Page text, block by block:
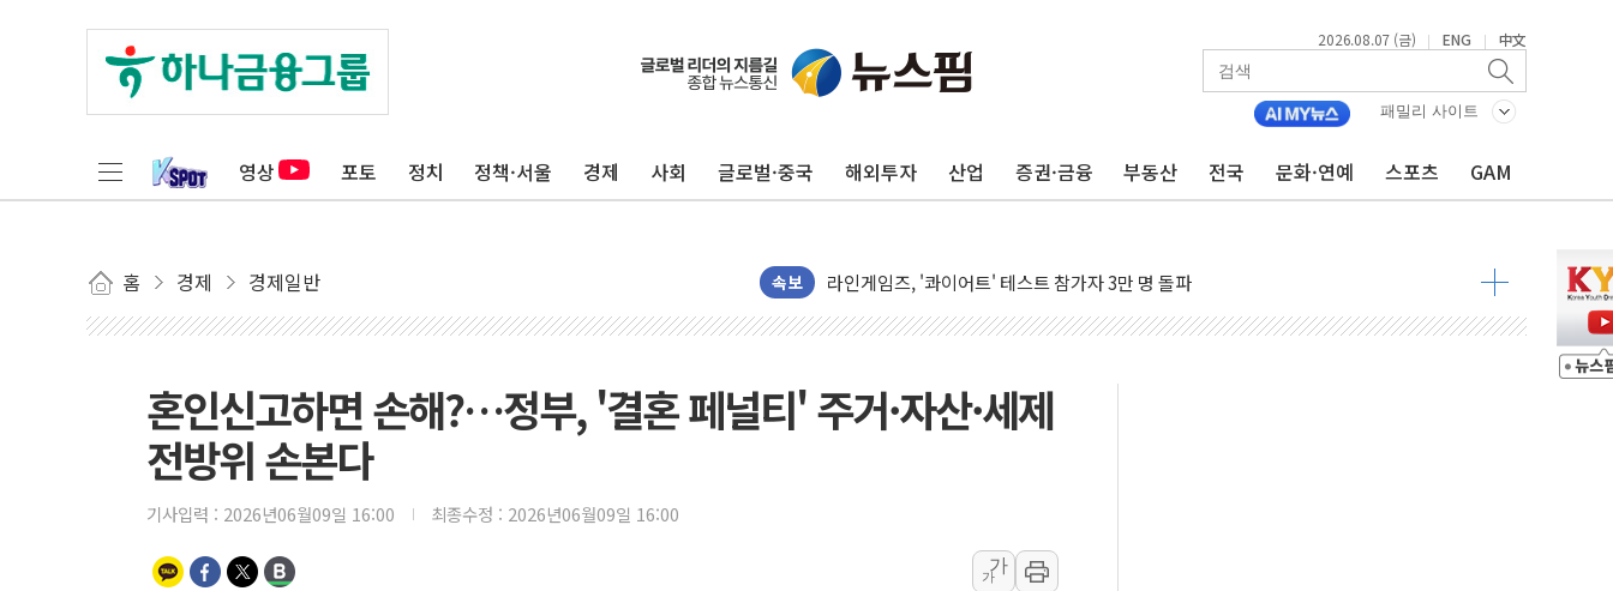
2026.08.07 (금) | ENG | 中文
패밀리 사이트
영상 포토 정치 정책·서울 경제 사회 글로벌·중국 해외투자 산업 증권·금융 부동산 전국 문화·연예 스포츠 GAM
홈 경제 경제일반 속보
[종합] 청도 흥선리 야산 산불 1시간36분만에 주불진화....인명피해 없어
한미 법카 제보자 "신동국과 무관…자료는 전·현직 직원으로부터 확보"
에어로케이항공, 청주-중국 청두 노선 운항허가 취득...중국 노선 다변화
네이버, AI 브리핑 도입 후 블로그 창작자 지원 규모 2배 확대
LG헬로비전 '헬로모바일', 교보문고 제휴 전자책 요금제 출시
KTis, 02-114로 카카오 T 택시 호출 서비스
전남광주 화정역 인근 도로 4중 추돌…1명 심정지·5명 부상
혼인신고하면 손해?…정부, '결혼 페널티' 주거·자산·세제
전방위 손본다
기사입력 : 2026년06월09일 16:00 최종수정 : 2026년06월09일 16:00
가
가